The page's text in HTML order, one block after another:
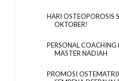
HARI OSTEOPOROSIS
OKTOBER!
PERSONAL COACHING
MASTER NADIAH
PROMOSI